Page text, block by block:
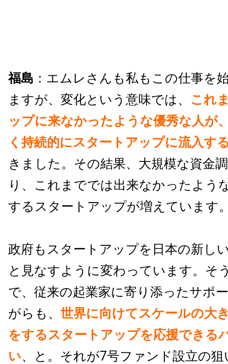
福島 ：エムレさんも私もこの仕事を
ますが、変化という意味では、
これ
ップに来なかったような優秀な人が
く持続的にスタートアップに流入す
きました。その結果、大規模な資金
り、これまででは出来なかったよう
するスタートアップが増えています
政府もスタートアップを日本の新し
と見なすように変わっています。そ
で、従来の起業家に寄り添ったサポ
がらも、 世界に向けてスケールの大
をするスタートアップを応援できる
い、と。それが7号ファンド設立の